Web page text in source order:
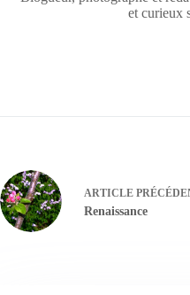
et curieux
ARTICLE
Renaissance